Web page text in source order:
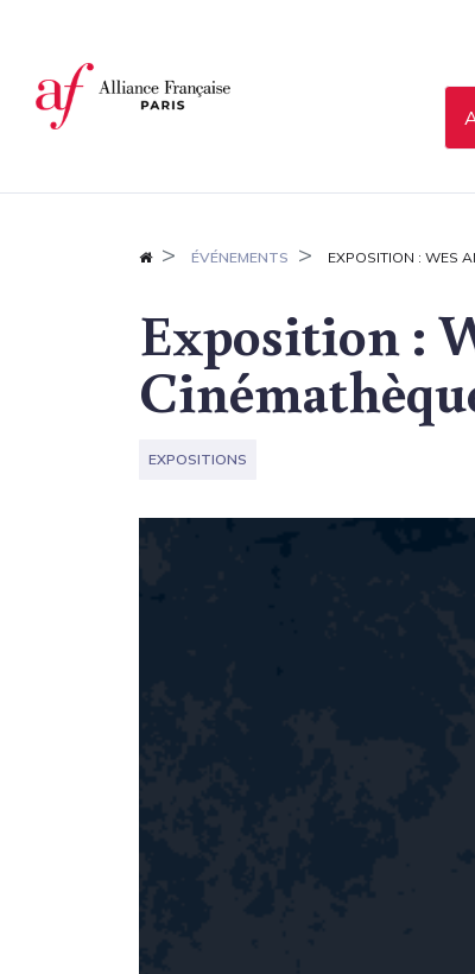
ÉVÉNEMENTS EXPOSITION : WES
Exposition :
EXPOSITIONS